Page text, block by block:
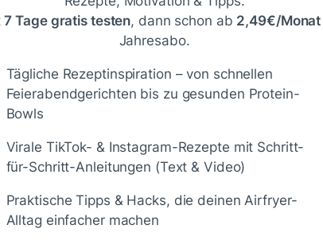
7 Tage gratis testen, dann schon ab 2,49€/Monat
Jahresabo.
Tägliche Rezeptinspiration – von schnellen
Feierabendgerichten bis zu gesunden Protein-
Bowls
Virale TikTok- & Instagram-Rezepte mit Schritt-
für-Schritt-Anleitungen (Text & Video)
Praktische Tipps & Hacks, die deinen Airfryer-
Alltag einfacher machen
1500